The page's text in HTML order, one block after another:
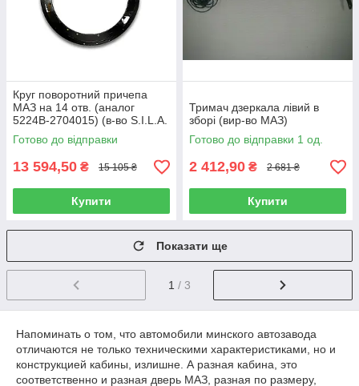
Круг поворотний причепа
МАЗ на 14 отв. (аналог
5224В-2704015) (в-во S.I.L.A.
AC), 8352-2704010-10
Готово до відправки
13 594,50 ₴ 15 105 ₴
Купити
Тримач дзеркала лівий в
зборі (вир-во МАЗ)
Готово до відправки 1 од.
2 412,90 ₴ 2 681 ₴
Купити
Показати ще
1 / 3
Напоминать о том, что автомобили минского автозавода
отличаются не только техническими характеристиками, но и
конструкцией кабины, излишне. А разная кабина, это
соответственно и разная дверь МАЗ, разная по размеру,